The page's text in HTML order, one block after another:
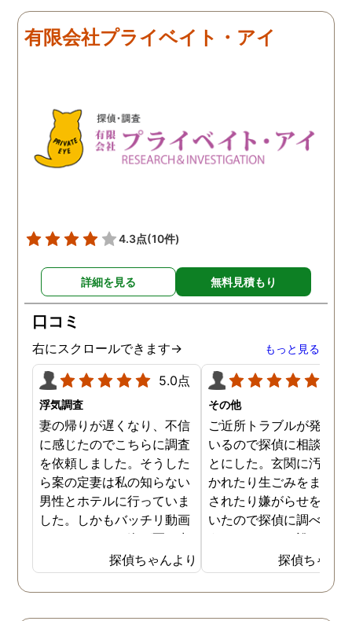
有限会社プライベイト・アイ
4.3点(10件)
詳細を見る 無料見積もり
口コミ
右にスクロールできます→ もっと見る
5.0点
浮気調査
妻の帰りが遅くなり、不信
に感じたのでこちらに調査
を依頼しました。そうした
ら案の定妻は私の知らない
男性とホテルに行っていま
した。しかもバッチリ動画
でキスしている姿が写し出
されていました。本当にシ
ョックでしたが、これでス
ッキリしました。裁判では
探偵ちゃんより
その他
ご近所トラブルが発生し
いるので探偵に相談する
とにした。玄関に汚物を
かれたり生ごみをまき散
されたり嫌がらせを受け
いたので探偵に調べても
うことにした。誰がやっ
いるのか何が原因なのか
べてもらうと隣の奥さん
った。痴呆症が進み被害
探偵ちゃん